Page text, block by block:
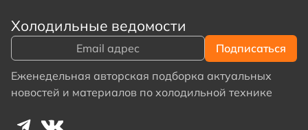
Холодильные ведомости
Еженедельная авторская подборка актуальных
новостей и материалов по холодильной технике